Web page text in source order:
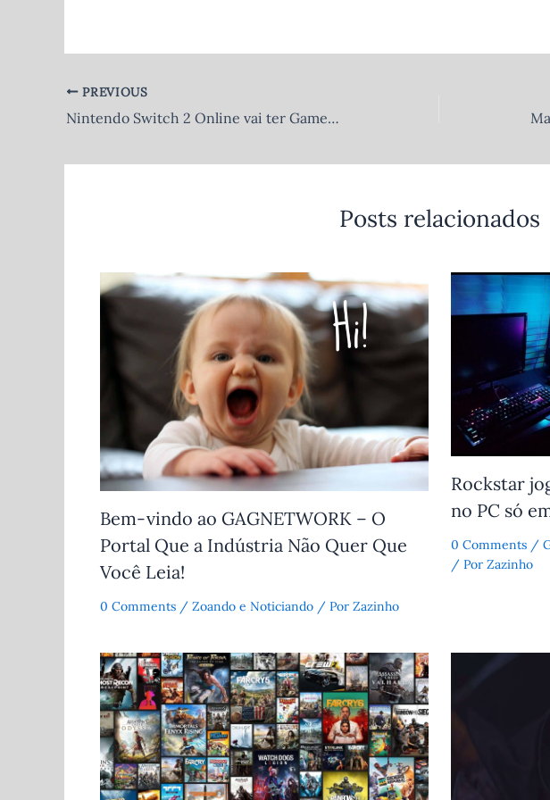
PREVIOUS
Nintendo Switch 2 Online vai ter GameCube, GameChat e mimos só pra quem subir de geração
Posts relacionados
Bem-vindo ao GAGNETWORK – O
Portal Que a Indústria Não Quer Que
Você Leia!
0 Comments / Zoando e Noticiando / Por Zazinho
Rockstar
no PC só
0 Comments /
/ Por Zazinho